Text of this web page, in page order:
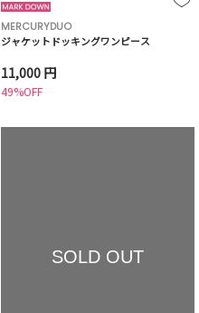
MERCURYDUO
ジャケットドッキングワンピース
11,000 円
49%OFF
SOLD OUT